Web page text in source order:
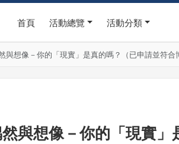
首頁 活動總覽 活動分類
與想像－你的「現實」是真的嗎？（已申請並符合
然與想像－你的「現實